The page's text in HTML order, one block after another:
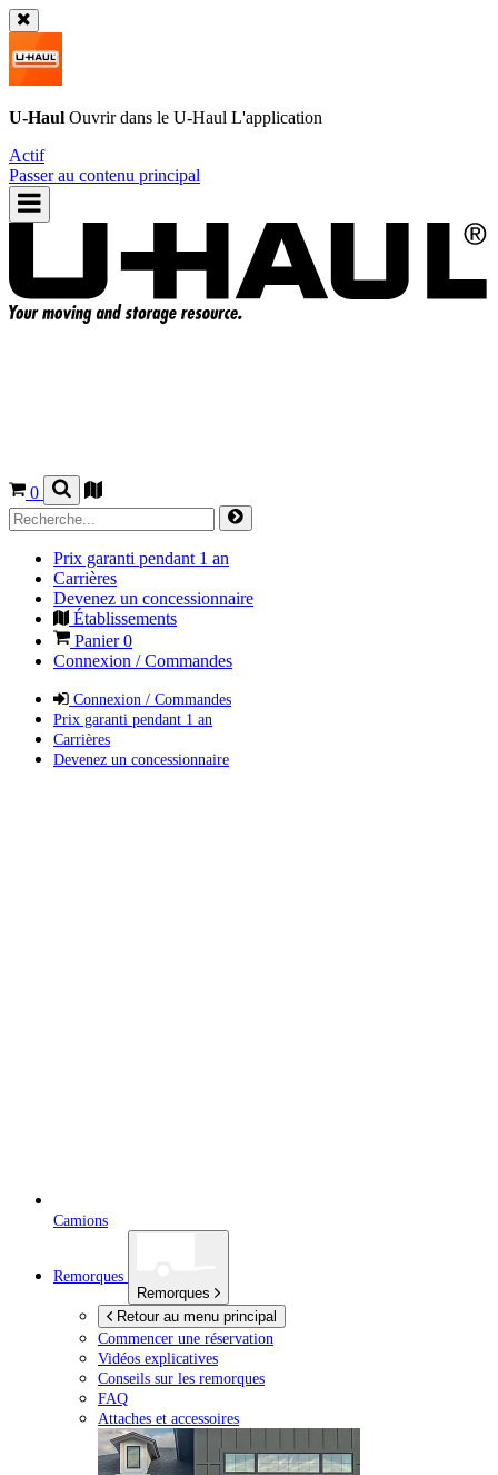
U-Haul Ouvrir dans le U-Haul L'application
Actif
Passer au contenu principal
0
Prix garanti pendant 1 an
Carrières
Devenez un concessionnaire
Établissements
Panier0
Connexion / Commandes
Connexion / Commandes
Prix garanti pendant 1 an
Carrières
Devenez un concessionnaire
Camions
Remorques
Remorques
Retour au menu principal
Commencer une réservation
Vidéos explicatives
Conseils sur les remorques
FAQ
Attaches et accessoires